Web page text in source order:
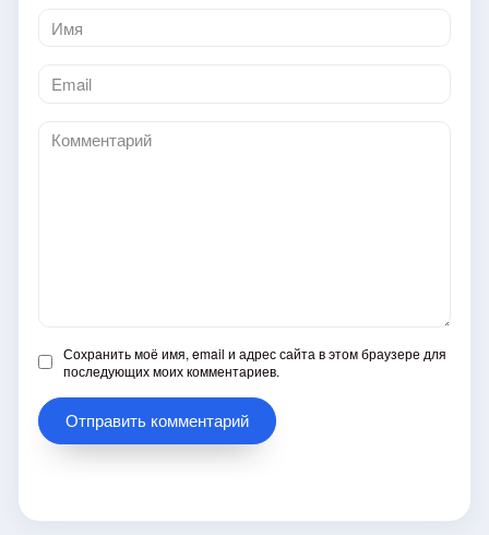
Имя
*
Email
*
Комментарий
Сохранить моё имя, email и адрес сайта в этом браузере для
последующих моих комментариев.